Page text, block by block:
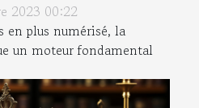
2023 00:22
en plus numérisé, la
un moteur fondamental